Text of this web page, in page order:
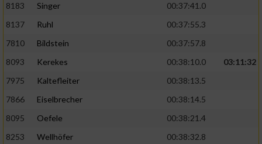
8183
Singer
00:37:41.0
8137
Ruhl
00:37:55.3
7810
Bildstein
00:37:57.8
8093
Kerekes 00:38:10.0
03:11:32
7975
Kaltefleiter
00:38:13.5
7866
Eiselbrecher
00:38:14.5
8095
Oefele
00:38:21.4
8253
Wellhöfer
00:38:32.8